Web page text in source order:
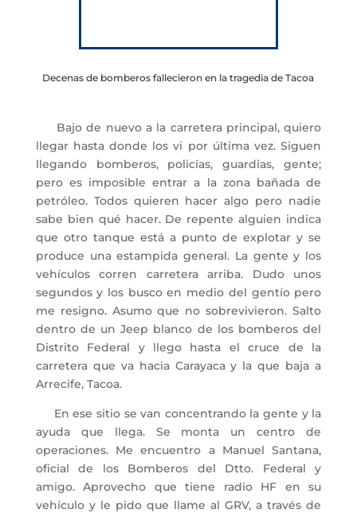
Decenas de bomberos fallecieron en la tragedia de Tacoa
Bajo de nuevo a la carretera principal, quiero
llegar hasta donde los vi por última vez. Siguen
llegando bomberos, policías, guardias, gente;
pero es imposible entrar a la zona bañada de
petróleo. Todos quieren hacer algo pero nadie
sabe bien qué hacer. De repente alguien indica
que otro tanque está a punto de explotar y se
produce una estampida general. La gente y los
vehículos corren carretera arriba. Dudo unos
segundos y los busco en medio del gentío pero
me resigno. Asumo que no sobrevivieron. Salto
dentro de un Jeep blanco de los bomberos del
Distrito Federal y llego hasta el cruce de la
carretera que va hacia Carayaca y la que baja a
Arrecife, Tacoa.
En ese sitio se van concentrando la gente y la
ayuda que llega. Se monta un centro de
operaciones. Me encuentro a Manuel Santana,
oficial de los Bomberos del Dtto. Federal y
amigo. Aprovecho que tiene radio HF en su
vehículo y le pido que llame al GRV, a través de